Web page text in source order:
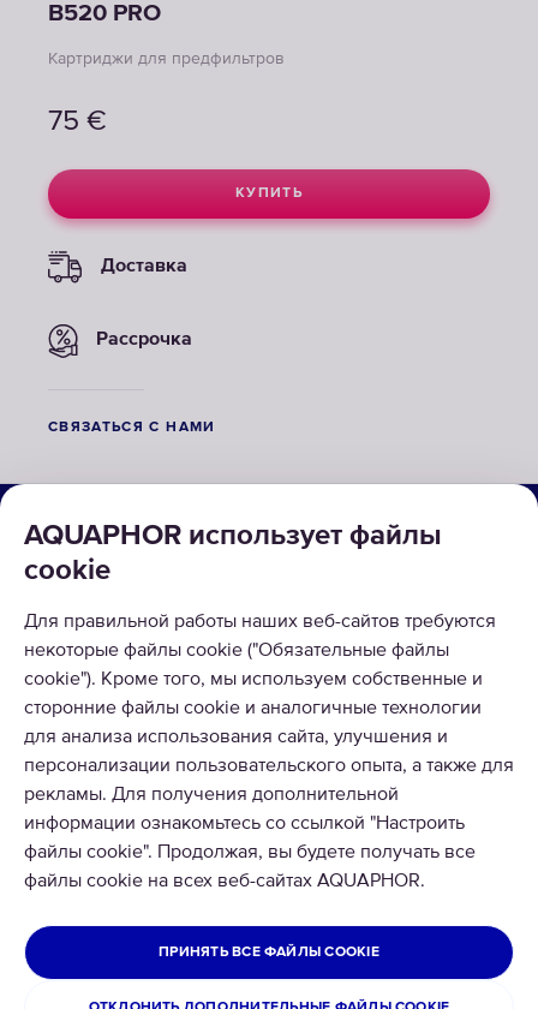
B520 PRO
Картриджи для предфильтров
75 €
КУПИТЬ
Доставка
Рассрочка
СВЯЗАТЬСЯ С НАМИ
AQUAPHOR использует файлы
cookie
Для правильной работы наших веб-сайтов требуются
некоторые файлы cookie ("Обязательные файлы
cookie"). Кроме того, мы используем собственные и
сторонние файлы cookie и аналогичные технологии
для анализа использования сайта, улучшения и
персонализации пользовательского опыта, а также для
рекламы. Для получения дополнительной
информации ознакомьтесь со ссылкой "Настроить
файлы cookie". Продолжая, вы будете получать все
файлы cookie на всех веб-сайтах AQUAPHOR.
ПРИНЯТЬ ВСЕ ФАЙЛЫ COOKIE
КАТАЛОГ
РЕШЕНИЯ
ВОЗВРАТ ТОВАРА
© 2026 Aquaphor International OÜ - Тел: +372 6002255 Email:
Все права защищены
Политика конфиденциальности
Условия использования сайта
ЭСТОНИЯ